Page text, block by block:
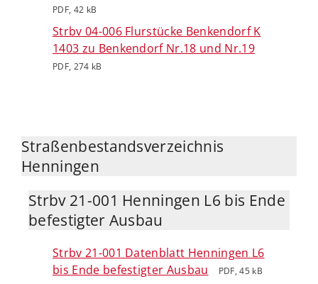
PDF, 42 kB
Strbv 04-006 Flurstücke Benkendorf K
1403 zu Benkendorf Nr.18 und Nr.19
PDF, 274 kB
Straßenbestandsverzeichnis
Henningen
Strbv 21-001 Henningen L6 bis Ende
befestigter Ausbau
Strbv 21-001 Datenblatt Henningen L6
bis Ende befestigter Ausbau
PDF, 45 kB